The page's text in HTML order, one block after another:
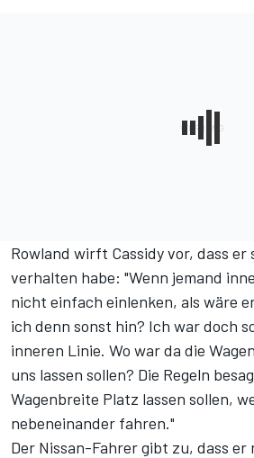
Rowland wirft Cassidy vor, dass
verhalten habe: "Wenn jemand
nicht einfach einlenken, als wäre
ich denn sonst hin? Ich war doch
inneren Linie. Wo war da die
uns lassen sollen? Die Regeln
Wagenbreite Platz lassen sollen,
nebeneinander fahren."
Der Nissan-Fahrer gibt zu, dass